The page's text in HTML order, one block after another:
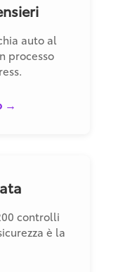
auto al
processo
→
controlli
è la